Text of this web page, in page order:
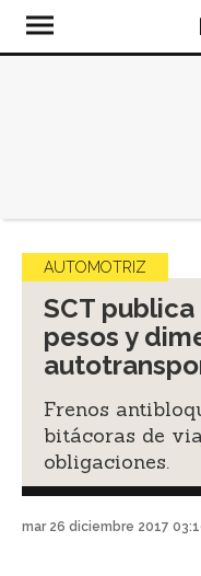
AUTOMOTRIZ
SCT
pesos y
Frenos
bitácoras de
obligaciones.
mar 26 diciembre 2017